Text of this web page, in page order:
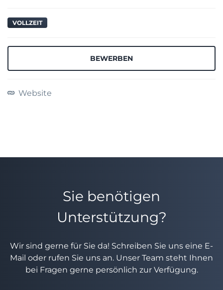
VOLLZEIT
BEWERBEN
Website
Sie benötigen
Unterstützung?
Wir sind gerne für Sie da! Schreiben Sie uns eine E-
Mail oder rufen Sie uns an. Unser Team steht Ihnen
bei Fragen gerne persönlich zur Verfügung.